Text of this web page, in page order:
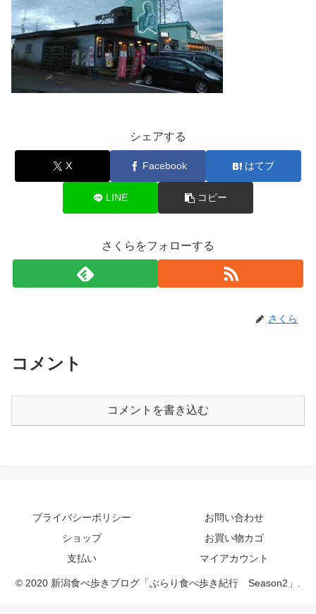
シェアする
X Facebook はてブ
LINE コピー
さくらをフォローする
さくら
コメント
コメントを書き込む
プライバシーポリシー
お問い合わせ
ショップ
お買い物カゴ
支払い
マイアカウント
© 2020 新潟食べ歩きブログ「ぶらり食べ歩き紀行 Season2」.